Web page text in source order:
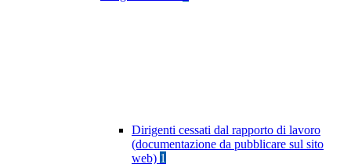
Dirigenti cessati dal rapporto di lavoro
(documentazione da pubblicare sul sito
web) 1